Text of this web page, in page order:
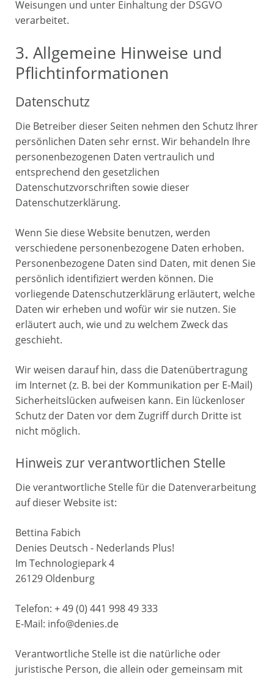
Weisungen und unter Einhaltung der DSGVO
verarbeitet.
3. Allgemeine Hinweise und
Pflicht­informationen
Datenschutz
Die Betreiber dieser Seiten nehmen den Schutz Ihrer
persönlichen Daten sehr ernst. Wir behandeln Ihre
personenbezogenen Daten vertraulich und
entsprechend den gesetzlichen
Datenschutzvorschriften sowie dieser
Datenschutzerklärung.
Wenn Sie diese Website benutzen, werden
verschiedene personenbezogene Daten erhoben.
Personenbezogene Daten sind Daten, mit denen Sie
persönlich identifiziert werden können. Die
vorliegende Datenschutzerklärung erläutert, welche
Daten wir erheben und wofür wir sie nutzen. Sie
erläutert auch, wie und zu welchem Zweck das
geschieht.
Wir weisen darauf hin, dass die Datenübertragung
im Internet (z. B. bei der Kommunikation per E-Mail)
Sicherheitslücken aufweisen kann. Ein lückenloser
Schutz der Daten vor dem Zugriff durch Dritte ist
nicht möglich.
Hinweis zur verantwortlichen Stelle
Die verantwortliche Stelle für die Datenverarbeitung
auf dieser Website ist:
Bettina Fabich
Denies Deutsch - Nederlands Plus!
Im Technologiepark 4
26129 Oldenburg
Telefon: + 49 (0) 441 998 49 333
E-Mail: info@denies.de
Verantwortliche Stelle ist die natürliche oder
juristische Person, die allein oder gemeinsam mit